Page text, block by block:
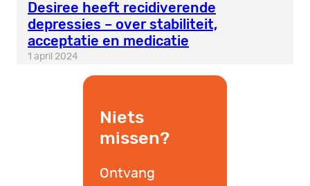
Desiree heeft recidiverende
depressies – over stabiliteit,
acceptatie en medicatie
1 april 2024
Niets
missen?
Ontvang